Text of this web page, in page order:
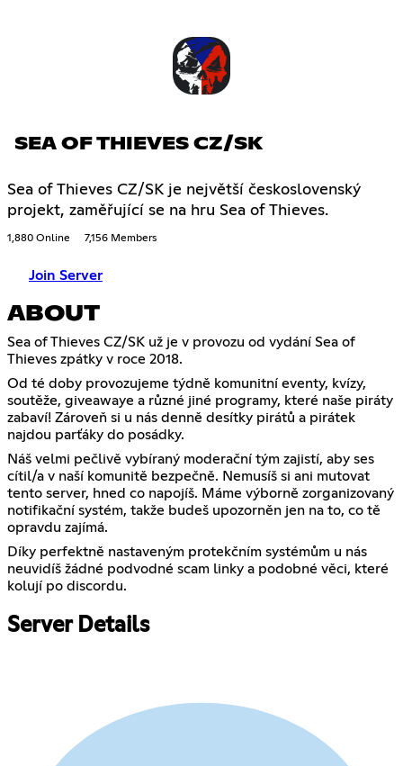
SEA OF THIEVES CZ/SK
Sea of Thieves CZ/SK je největší československý
projekt, zaměřující se na hru Sea of Thieves.
1,880 Online 7,156 Members
Join Server
ABOUT
Sea of Thieves CZ/SK už je v provozu od vydání Sea of
Thieves zpátky v roce 2018.
Od té doby provozujeme týdně komunitní eventy, kvízy,
soutěže, giveawaye a různé jiné programy, které naše piráty
zabaví! Zároveň si u nás denně desítky pirátů a pirátek
najdou parťáky do posádky.
Náš velmi pečlivě vybíraný moderační tým zajistí, aby ses
cítil/a v naší komunitě bezpečně. Nemusíš si ani mutovat
tento server, hned co napojíš. Máme výborně zorganizovaný
notifikační systém, takže budeš upozorněn jen na to, co tě
opravdu zajímá.
Díky perfektně nastaveným protekčním systémům u nás
neuvidíš žádné podvodné scam linky a podobné věci, které
kolují po discordu.
Server Details